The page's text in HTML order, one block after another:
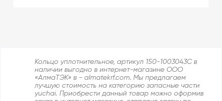
Кольцо уплотнительное, артикул 150-1003043C в
наличии выгодно в интернет-магазине ООО
«АлмаТЭК» в - almatekrf.com. Мы предлагаем
лучшую стоимость на категорию запасные части
yuchai. Приобрести данный товар можно оформив